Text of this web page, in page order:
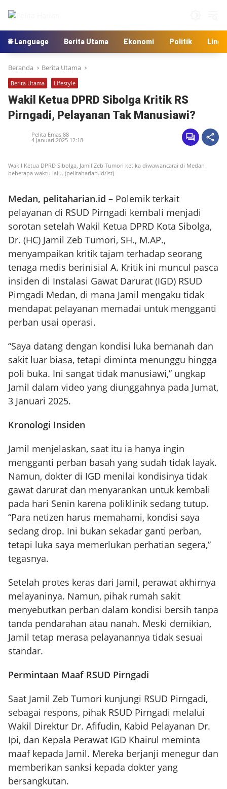
🌐 Language Berita Utama Ekonomi Politik
Beranda Berita Utama
Berita Utama Lifestyle
Wakil Ketua DPRD Sibolga Kritik RS
Pirngadi, Pelayanan Tak Manusiawi?
Pelita Emas 88
4 Januari 2025 12:18
Wakil Ketua DPRD Sibolga, Jamil Zeb Tumori ketika diwawancarai di Medan
beberapa waktu lalu. (pelitaharian.id/ist)
Medan, pelitaharian.id – Polemik terkait
pelayanan di RSUD Pirngadi kembali menjadi
sorotan setelah Wakil Ketua DPRD Kota Sibolga,
Dr. (HC) Jamil Zeb Tumori, SH., M.AP.,
menyampaikan kritik tajam terhadap seorang
tenaga medis berinisial A. Kritik ini muncul pasca
insiden di Instalasi Gawat Darurat (IGD) RSUD
Pirngadi Medan, di mana Jamil mengaku tidak
mendapat pelayanan memadai untuk mengganti
perban usai operasi.
“Saya datang dengan kondisi luka bernanah dan
sakit luar biasa, tetapi diminta menunggu hingga
poli buka. Ini sangat tidak manusiawi,” ungkap
Jamil dalam video yang diunggahnya pada Jumat,
3 Januari 2025.
Kronologi Insiden
Jamil menjelaskan, saat itu ia hanya ingin
mengganti perban basah yang sudah tidak layak.
Namun, dokter di IGD menilai kondisinya tidak
gawat darurat dan menyarankan untuk kembali
pada hari Senin karena poliklinik sedang tutup.
“Para netizen harus memahami, kondisi saya
sedang drop. Ini bukan sekadar ganti perban,
tetapi luka saya memerlukan perhatian segera,”
tegasnya.
Setelah protes keras dari Jamil, perawat akhirnya
melayaninya. Namun, pihak rumah sakit
menyebutkan perban dalam kondisi bersih tanpa
tanda pendarahan atau nanah. Meski demikian,
Jamil tetap merasa pelayanannya tidak sesuai
standar.
Permintaan Maaf RSUD Pirngadi
Saat Jamil Zeb Tumori kunjungi RSUD Pirngadi,
sebagai respons, pihak RSUD Pirngadi melalui
Wakil Direktur Dr. Afifudin, Kabid Pelayanan Dr.
Ipi, dan Kepala Perawat IGD Khairul meminta
maaf kepada Jamil. Mereka berjanji menegur dan
memberikan sanksi kepada dokter yang
bersangkutan.